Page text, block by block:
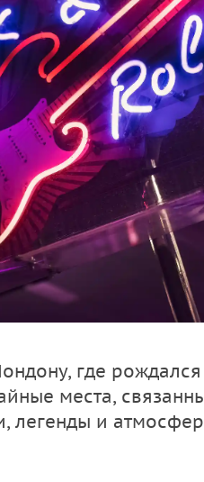
где
места,
легенды и